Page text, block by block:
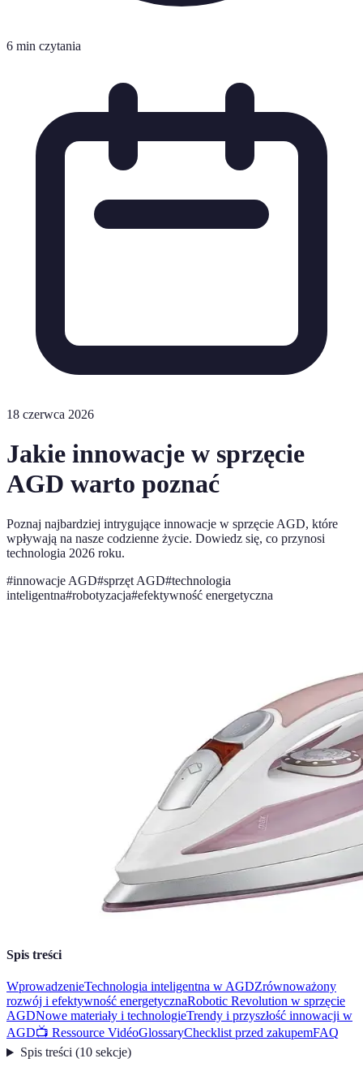
6 min czytania
18 czerwca 2026
Jakie innowacje w sprzęcie
AGD warto poznać
Poznaj najbardziej intrygujące innowacje w sprzęcie AGD, które
wpływają na nasze codzienne życie. Dowiedz się, co przynosi
technologia 2026 roku.
#innowacje AGD#sprzęt AGD#technologia
inteligentna#robotyzacja#efektywność energetyczna
Spis treści
WprowadzenieTechnologia inteligentna w AGDZrównoważony
rozwój i efektywność energetycznaRobotic Revolution w sprzęcie
AGDNowe materiały i technologieTrendy i przyszłość innowacji w
AGD📺 Ressource VidéoGlossaryChecklist przed zakupemFAQ
Spis treści(10 sekcje)